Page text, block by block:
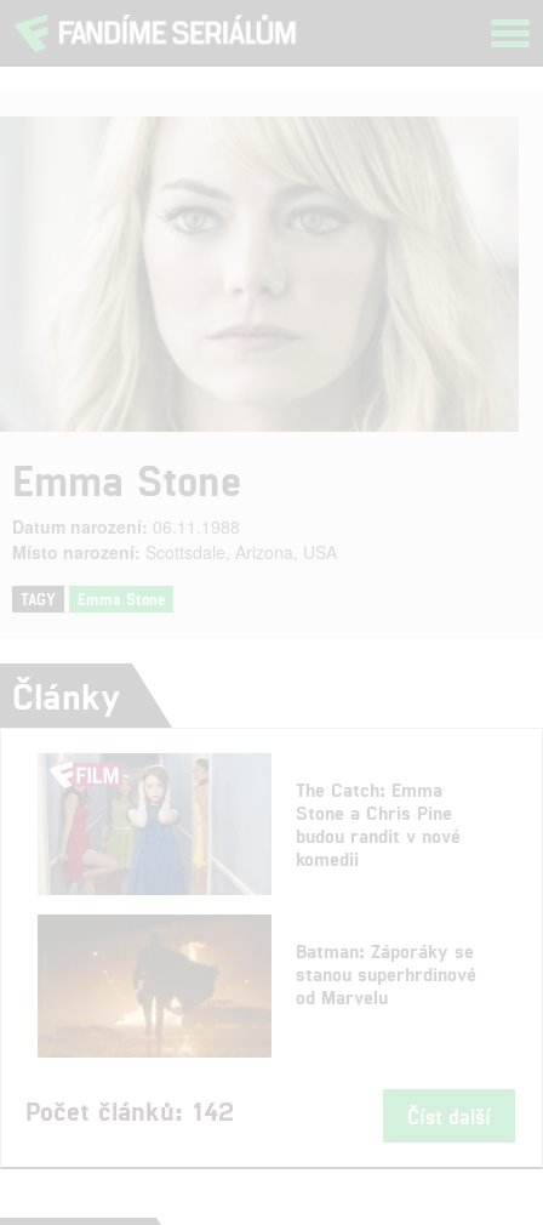
Emma Stone
Datum narození: 06.11.1988
Místo narození: Scottsdale, Arizona, USA
TAGY Emma Stone
Články
The Catch: Emma
Stone a Chris Pine
budou randit v nové
komedii
Batman: Záporáky se
stanou superhrdinové
od Marvelu
Počet článků: 142 Číst další